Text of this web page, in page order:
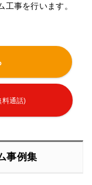
事を行います。
料通話)
事例集